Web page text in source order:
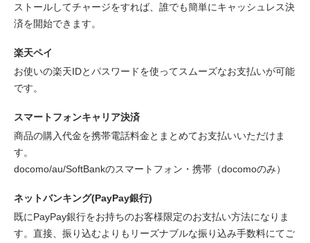
ストールしてチャージをすれば、誰でも簡単にキャッシュレス決
済を開始できます。
楽天ペイ
お使いの楽天IDとパスワードを使ってスムーズなお支払いが可能
です。
スマートフォンキャリア決済
商品の購入代金を携帯電話料金とまとめてお支払いいただけま
す。
docomo/au/SoftBankのスマートフォン・携帯（docomoのみ）
ネットバンキング(PayPay銀行)
既にPayPay銀行をお持ちのお客様限定のお支払い方法になりま
す。直接、振り込むよりもリーズナブルな振り込み手数料にてご